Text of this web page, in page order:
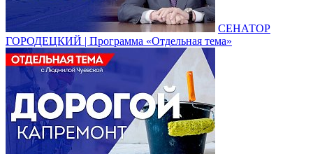
СЕНАТОР
ГОРОДЕЦКИЙ | Программа «Отдельная тема»